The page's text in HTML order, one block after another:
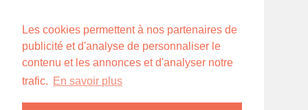
Les cookies permettent à nos partenaires de
publicité et d'analyse de personnaliser le
contenu et les annonces et d'analyser notre
trafic. En savoir plus